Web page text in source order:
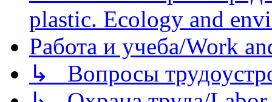
plastic. Ecology and
Работа и учеба/Work
↳ Вопросы